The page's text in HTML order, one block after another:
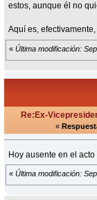
estos, aunque él no
Aquí es,
« Última modificación:
Re:Ex-
«
Hoy ausente en el
« Última modificación: